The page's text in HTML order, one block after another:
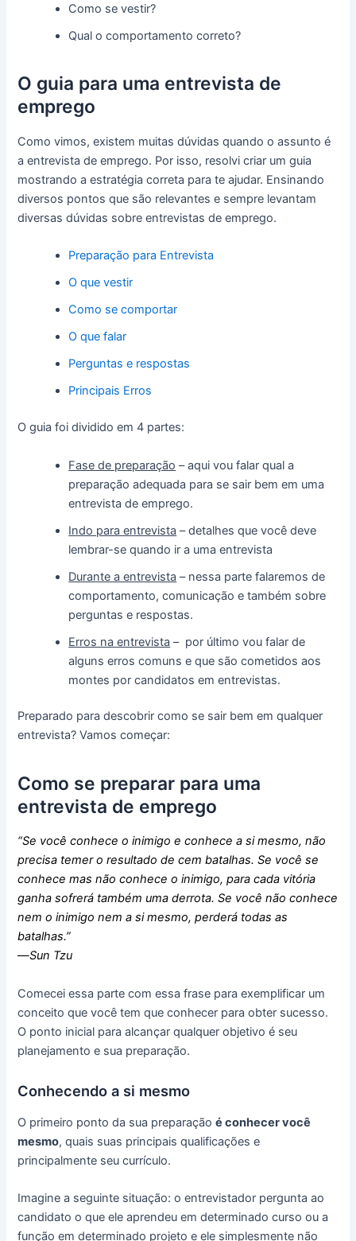
Como se vestir?
Qual o comportamento correto?
O guia para uma entrevista de
emprego
Como vimos, existem muitas dúvidas quando o assunto é
a entrevista de emprego. Por isso, resolvi criar um guia
mostrando a estratégia correta para te ajudar. Ensinando
diversos pontos que são relevantes e sempre levantam
diversas dúvidas sobre entrevistas de emprego.
Preparação para Entrevista
O que vestir
Como se comportar
O que falar
Perguntas e respostas
Principais Erros
O guia foi dividido em 4 partes:
Fase de preparação – aqui vou falar qual a
preparação adequada para se sair bem em uma
entrevista de emprego.
Indo para entrevista – detalhes que você deve
lembrar-se quando ir a uma entrevista
Durante a entrevista – nessa parte falaremos de
comportamento, comunicação e também sobre
perguntas e respostas.
Erros na entrevista – por último vou falar de
alguns erros comuns e que são cometidos aos
montes por candidatos em entrevistas.
Preparado para descobrir como se sair bem em qualquer
entrevista? Vamos começar:
Como se preparar para uma
entrevista de emprego
“Se você conhece o inimigo e conhece a si mesmo, não
precisa temer o resultado de cem batalhas. Se você se
conhece mas não conhece o inimigo, para cada vitória
ganha sofrerá também uma derrota. Se você não conhece
nem o inimigo nem a si mesmo, perderá todas as
batalhas.”
―Sun Tzu
Comecei essa parte com essa frase para exemplificar um
conceito que você tem que conhecer para obter sucesso.
O ponto inicial para alcançar qualquer objetivo é seu
planejamento e sua preparação.
Conhecendo a si mesmo
O primeiro ponto da sua preparaçãoé conhecer você
mesmo, quais suas principais qualificações e
principalmente seu currículo.
Imagine a seguinte situação: o entrevistador pergunta ao
candidato o que ele aprendeu em determinado curso ou a
função em determinado projeto e ele simplesmente não